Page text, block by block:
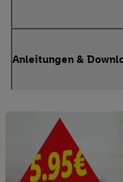
Anleitungen &